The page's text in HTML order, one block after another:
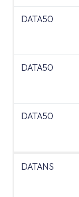
DATA50
DATA50
DATA50
DATANS